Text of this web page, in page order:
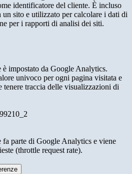
identificatore del cliente. È incluso
sito e utilizzato per calcolare i dati di
per i rapporti di analisi dei siti.
è impostato da Google Analytics.
univoco per ogni pagina visitata e
tenere traccia delle visualizzazioni di
fa parte di Google Analytics e viene
(throttle request rate).